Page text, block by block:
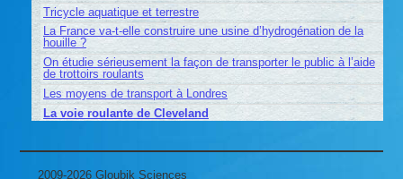
Tricycle aquatique et terrestre
La France va-t-elle construire une usine d’hydrogénation de la
houille ?
On étudie sérieusement la façon de transporter le public à l’aide
de trottoirs roulants
Les moyens de transport à Londres
La voie roulante de Cleveland
2009-2026 Gloubik Sciences